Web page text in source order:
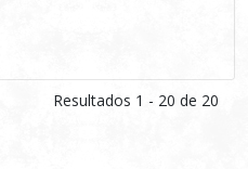
Resultados 1 - 20 de 20